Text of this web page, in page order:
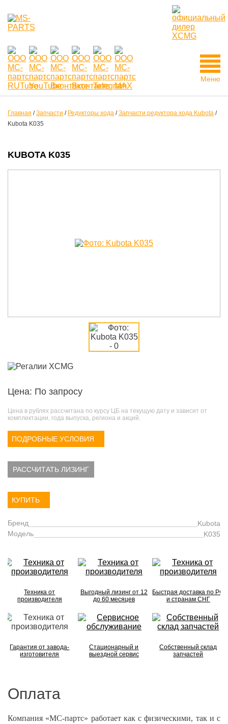
Меню
Главная /Запчасти / Редукторы хода /Запчасти редуктора хода Kubota /
Kubota K035
KUBOTA K035
Цена: По запросу
Цена в рублях рассчитана по курсу ЦБ на текущую дату и зависит от
комплектации, года выпуска, региона и акций.
ПОДРОБНЫЕ УСЛОВИЯ
РАССЧИТАТЬ ЛИЗИНГ
КУПИТЬ
Бренд
Kubota
Модель
K035
Техника от
производителя
Выгодный лизинг от 12
до 60 месяцев
Быстрая доставка по РФ
и странам СНГ
Гарантия от завода-
изготовителя
Стационарный и
выездной сервис
Собственный склад
запчастей
Оплата
Компания «МС-партс» работает как с физическими, так и с